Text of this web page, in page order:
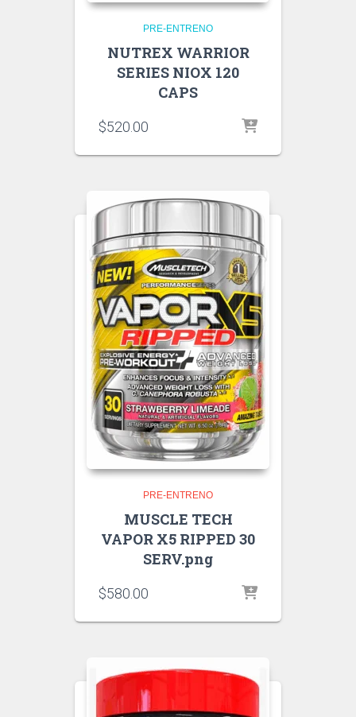
PRE-ENTRENO
NUTREX WARRIOR
SERIES NIOX 120
CAPS
$520.00
PRE-ENTRENO
MUSCLE TECH
VAPOR X5 RIPPED 30
SERV.png
$580.00